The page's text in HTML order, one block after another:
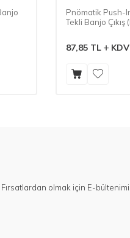
Pnömatik Push-
Tekli Banjo Çıkış
87,85 TL KDV
olmak için E-